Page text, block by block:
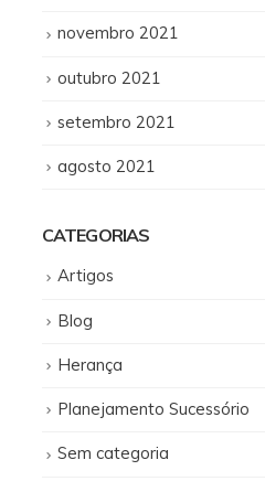
novembro 2021
outubro 2021
setembro 2021
agosto 2021
CATEGORIAS
Artigos
Blog
Herança
Planejamento Sucessório
Sem categoria